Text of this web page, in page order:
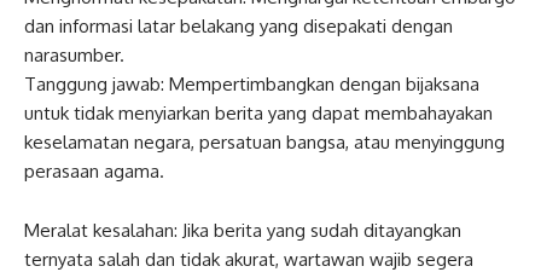
dan informasi latar belakang yang disepakati dengan
narasumber.
Tanggung jawab: Mempertimbangkan dengan bijaksana
untuk tidak menyiarkan berita yang dapat membahayakan
keselamatan negara, persatuan bangsa, atau menyinggung
perasaan agama.
Meralat kesalahan: Jika berita yang sudah ditayangkan
ternyata salah dan tidak akurat, wartawan wajib segera